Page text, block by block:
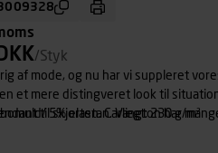
/Styk
af mode, og nu har vi suppleret
et mere distingveret look til
til skjorten. Carlington har
button-down og manchetten
5% elastan. Vægt: 230 g/m²